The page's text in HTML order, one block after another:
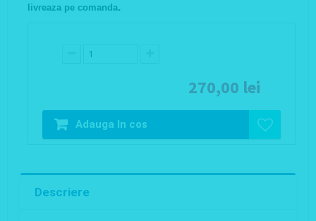
livreaza pe comanda.
270,00 lei
Adauga In cos
Descriere